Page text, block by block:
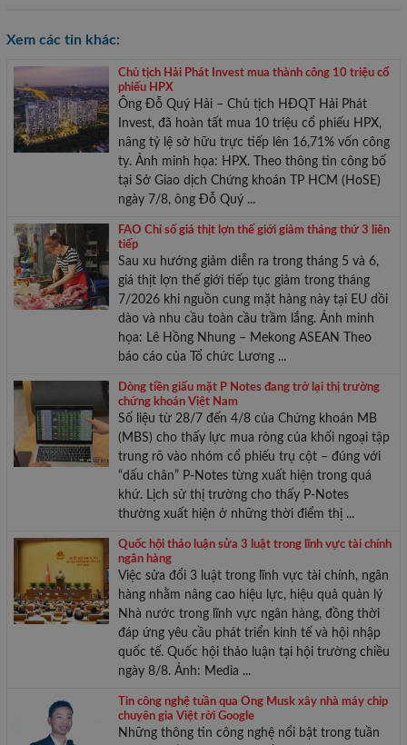
Xem các tin khác:
Chủ tịch Hải Phát Invest mua thành công 10 triệu cổ
phiếu HPX
Ông Đỗ Quý Hải – Chủ tịch HĐQT Hải Phát
Invest, đã hoàn tất mua 10 triệu cổ phiếu HPX,
nâng tỷ lệ sở hữu trực tiếp lên 16,71% vốn công
ty. Ảnh minh họa: HPX. Theo thông tin công bố
tại Sở Giao dịch Chứng khoán TP HCM (HoSE)
ngày 7/8, ông Đỗ Quý ...
FAO Chỉ số giá thịt lợn thế giới giảm tháng thứ 3 liên
tiếp
Sau xu hướng giảm diễn ra trong tháng 5 và 6,
giá thịt lợn thế giới tiếp tục giảm trong tháng
7/2026 khi nguồn cung mặt hàng này tại EU dồi
dào và nhu cầu toàn cầu trầm lắng. Ảnh minh
họa: Lê Hồng Nhung – Mekong ASEAN Theo
báo cáo của Tổ chức Lương ...
Dòng tiền giấu mặt P Notes đang trở lại thị trường
chứng khoán Việt Nam
Số liệu từ 28/7 đến 4/8 của Chứng khoán MB
(MBS) cho thấy lực mua ròng của khối ngoại tập
trung rõ vào nhóm cổ phiếu trụ cột – đúng với
“dấu chân” P-Notes từng xuất hiện trong quá
khứ. Lịch sử thị trường cho thấy P-Notes
thường xuất hiện ở những thời điểm thị ...
Quốc hội thảo luận sửa 3 luật trong lĩnh vực tài chính
ngân hàng
Việc sửa đổi 3 luật trong lĩnh vực tài chính, ngân
hàng nhằm nâng cao hiệu lực, hiệu quả quản lý
Nhà nước trong lĩnh vực ngân hàng, đồng thời
đáp ứng yêu cầu phát triển kinh tế và hội nhập
quốc tế. Quốc hội thảo luận tại hội trường chiều
ngày 8/8. Ảnh: Media ...
Tin công nghệ tuần qua Ông Musk xây nhà máy chip
chuyên gia Việt rời Google
Những thông tin công nghệ nổi bật trong tuần